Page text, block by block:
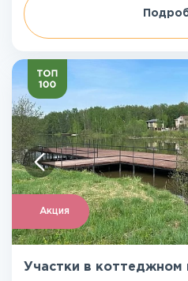
Акция
Участки в коттеджном